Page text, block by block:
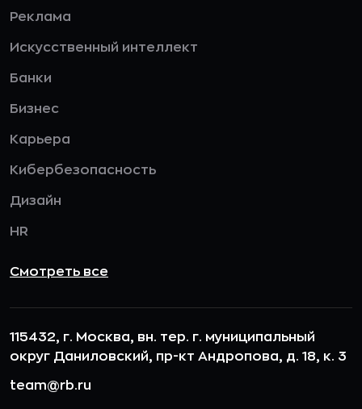
Реклама
Искусственный интеллект
Банки
Бизнес
Карьера
Кибербезопасность
Дизайн
HR
Смотреть все
115432, г. Москва, вн. тер. г. муниципальный
округ Даниловский, пр-кт Андропова, д. 18, к. 3
team@rb.ru